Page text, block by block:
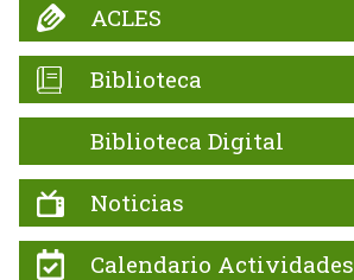
ACLES
Biblioteca
Biblioteca Digital
Noticias
Calendario Actividades